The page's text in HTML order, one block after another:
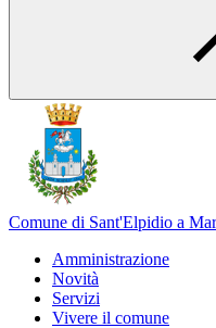
Comune di Sant'Elpidio a
Amministrazione
Novità
Servizi
Vivere il comune